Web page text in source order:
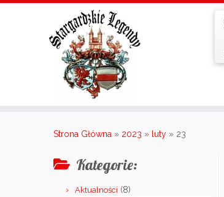
Strona Główna » 2023 » luty » 23
Kategorie:
Aktualności (8)